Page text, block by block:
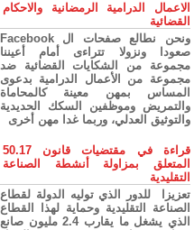
الاعمال الدرامية الرمضانية والاحكام
القضائية
ونحن نطالع صفحات ال Facebook
صعودا ونزولا تتراءى أمام أعيننا
مجموعة من الشكايات القضائية ضد
مجموعة من الأعمال الدرامية بدعوى
المساس بمهن معينة كالمحاماة
والتمريض وموظفين السكك الحديدية
والتوثيق العدلي، وربما غدا مهن أخرى
قراءة في مقتضيات قانون 50.17
المتعلق بمزاولة أنشطة الصناعة
التقليدية
تعزيزا للدور الذي توليه الدولة لقطاع
الصناعة التقليدية وحماية لهذا القطاع
الذي يشغل ما يقارب 2.4 مليون صانع